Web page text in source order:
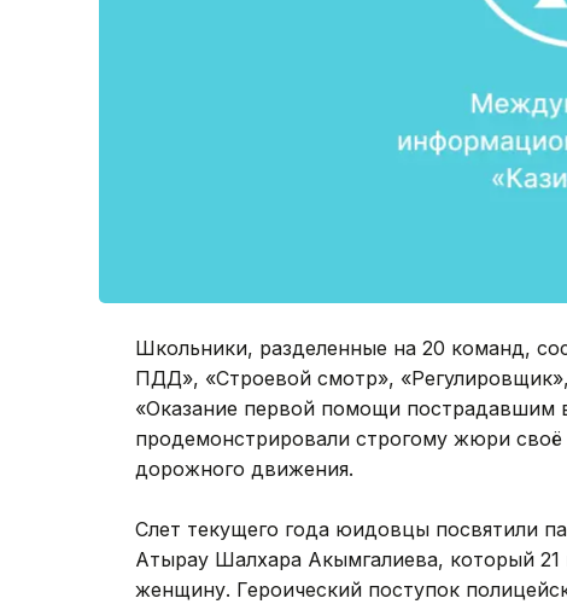
Школьники, разделенные на 20 команд,
ПДД», «Строевой смотр»,
«Оказание первой помощи пострадавшим
продемонстрировали строгому жюри
дорожного движения.
Слет текущего года юидовцы посвятили
Атырау Шалхара Акымгалиева, который
женщину. Героический поступок